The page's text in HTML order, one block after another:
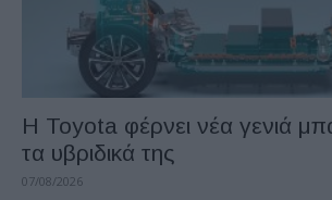
Η Toyota φέρνει νέα γενιά
τα υβριδικά της
07/08/2026